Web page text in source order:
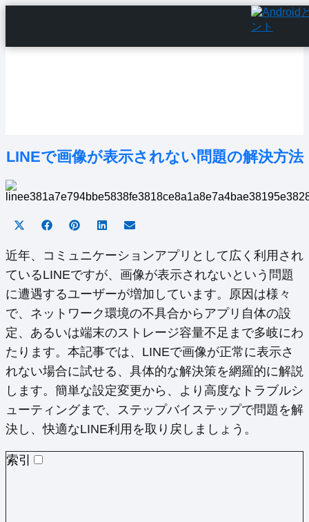
LINEで画像が表示されない問題の解決方法
Share
X
(Twitter)
Share
Facebook
Share
Pinterest
Share
LinkedInEmail
近年、コミュニケーションアプリとして広く利用され
ているLINEですが、画像が表示されないという問題
に遭遇するユーザーが増加しています。原因は様々
で、ネットワーク環境の不具合からアプリ自体の設
定、あるいは端末のストレージ容量不足まで多岐にわ
たります。本記事では、LINEで画像が正常に表示さ
れない場合に試せる、具体的な解決策を網羅的に解説
します。簡単な設定変更から、より高度なトラブルシ
ューティングまで、ステップバイステップで問題を解
決し、快適なLINE利用を取り戻しましょう。
索引